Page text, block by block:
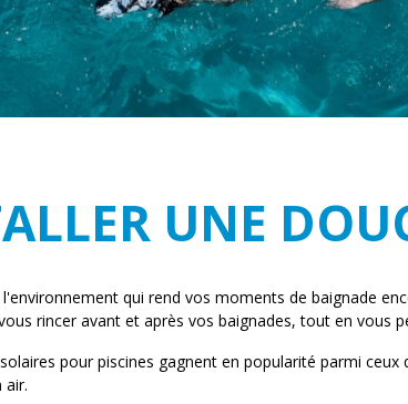
UNE
qui rend vos moments de baignade
rincer avant et après vos baignades, tout en vous
pour piscines gagnent en popularité parmi
air.